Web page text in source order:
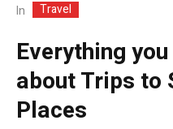
In Travel
Everything
about Trips to
Places